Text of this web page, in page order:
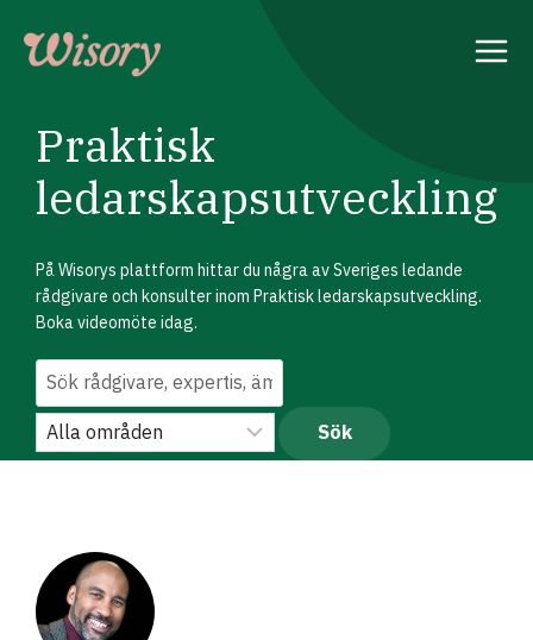
content
Praktisk
ledarskapsutveckling
På Wisorys plattform hittar du några av Sveriges ledande
rådgivare och konsulter inom Praktisk ledarskapsutveckling.
Boka videomöte idag.